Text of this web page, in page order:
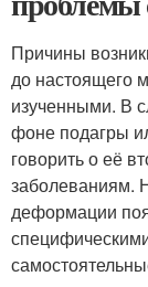
Причины
до настоящего
изученными. В
фоне подагры
говорить о её
заболеваниям.
деформации